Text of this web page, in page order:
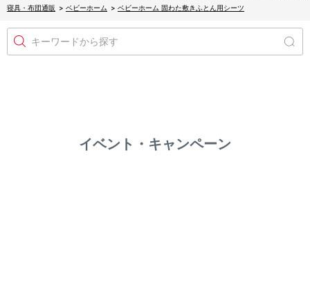
寝具・布団通販 > ベビーホーム > ベビーホーム 固わた敷きふとん用シーツ
キーワードから探す
イベント・キャンペーン